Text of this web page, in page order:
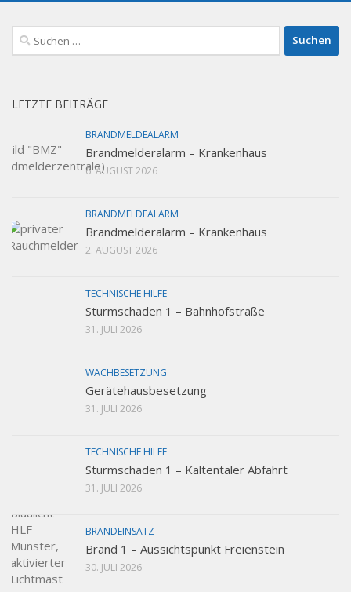
Suchen
nach:
LETZTE BEITRÄGE
BRANDMELDEALARM
Brandmelderalarm – Krankenhaus
6. AUGUST 2026
BRANDMELDEALARM
Brandmelderalarm – Krankenhaus
2. AUGUST 2026
TECHNISCHE HILFE
Sturmschaden 1 – Bahnhofstraße
31. JULI 2026
WACHBESETZUNG
Gerätehausbesetzung
31. JULI 2026
TECHNISCHE HILFE
Sturmschaden 1 – Kaltentaler Abfahrt
31. JULI 2026
BRANDEINSATZ
Brand 1 – Aussichtspunkt Freienstein
30. JULI 2026